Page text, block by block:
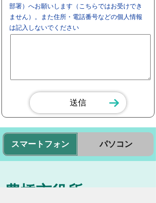
部署）へお願いします（こちらではお受けでき
ません）。また住所・電話番号などの個人情報
は記入しないでください
スマートフォン パソコン
豊橋市役所